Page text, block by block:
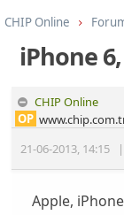
CHIP Online
iPhone 6,
CHIP Online
21-06-2013, 14:15
OP
Apple,